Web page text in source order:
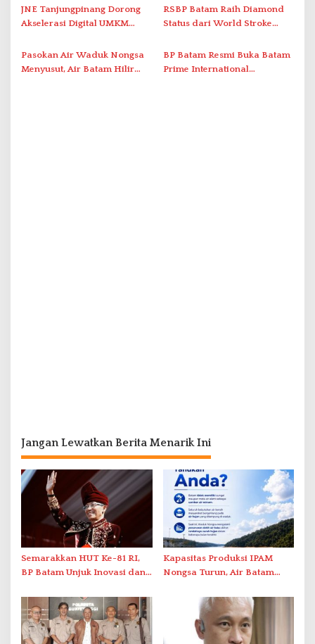
Perlawanan ke Petugas di
Bukik Batarah
Gunakan Air Secara Bijak
JNE Tanjungpinang Dorong
Akselerasi Digital UMKM
2026
RSBP Batam Raih Diamond
Status dari World Stroke
Penanganan Stroke
Berstandar Internasional
Pasokan Air Waduk Nongsa
Menyusut, Air Batam Hilir
BP Batam Resmi Buka Batam
Prime International
Jangan Lewatkan Berita Menarik Ini
Semarakkan HUT Ke-81 RI,
BP Batam Unjuk Inovasi dan
Pawai Pembangunan
Kapasitas Produksi IPAM
Nongsa Turun, Air Batam